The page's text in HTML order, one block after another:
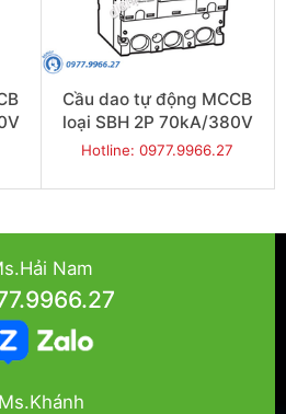
Cầu dao tự động MCCB
loại SBH 2P 70kA/380V
400A - Model
Hotline: 0977.9966.27
Nam
Ms.Khánh